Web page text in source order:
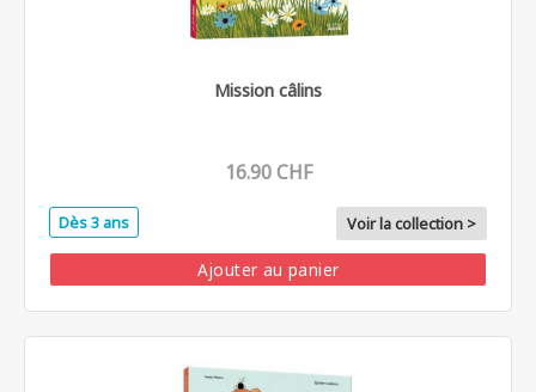
Mission câlins
16.90 CHF
Dès 3 ans Voir la collection >
Ajouter au panier